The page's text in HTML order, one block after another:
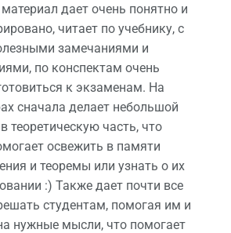
дает очень понятно и
читает по учебнику, с
замечаниями и
по конспектам очень
к экзаменам. На
сначала делает небольшой
теоретическую часть, что
освежить в памяти
и теоремы или узнать о их
:) Также дает почти все
студентам, помогая им и
нужные мысли, что помогает